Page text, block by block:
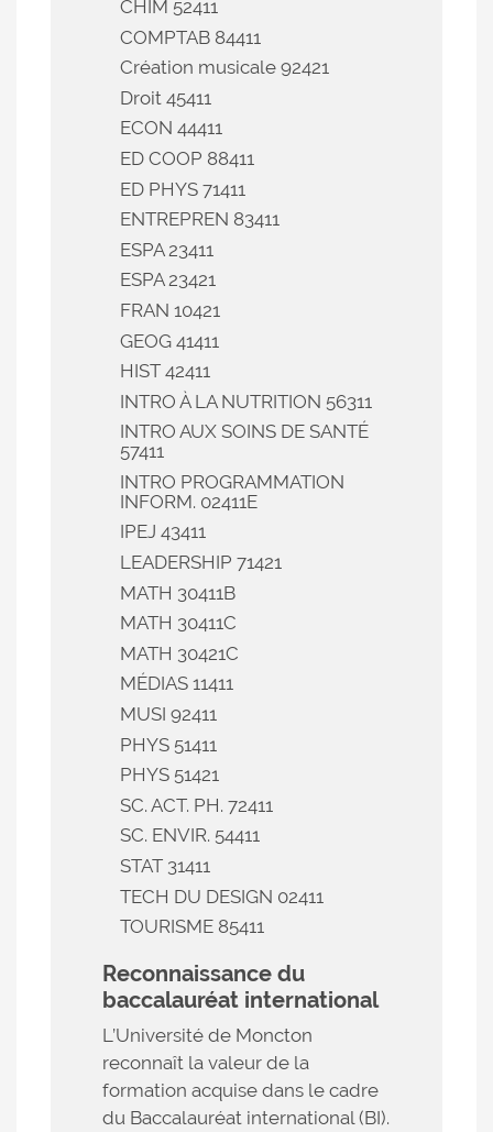
CHIM 52411
COMPTAB 84411
Création musicale 92421
Droit 45411
ECON 44411
ED COOP 88411
ED PHYS 71411
ENTREPREN 83411
ESPA 23411
ESPA 23421
FRAN 10421
GEOG 41411
HIST 42411
INTRO À LA NUTRITION 56311
INTRO AUX SOINS DE SANTÉ
57411
INTRO PROGRAMMATION
INFORM. 02411E
IPEJ 43411
LEADERSHIP 71421
MATH 30411B
MATH 30411C
MATH 30421C
MÉDIAS 11411
MUSI 92411
PHYS 51411
PHYS 51421
SC. ACT. PH. 72411
SC. ENVIR. 54411
STAT 31411
TECH DU DESIGN 02411
TOURISME 85411
Reconnaissance du
baccalauréat international
L’Université de Moncton
reconnaît la valeur de la
formation acquise dans le cadre
du Baccalauréat international (BI).